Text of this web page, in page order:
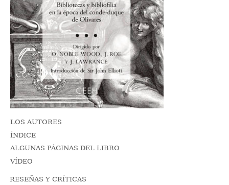
LOS AUTORES
ÍNDICE
ALGUNAS PÁGINAS DEL LIBRO
VÍDEO
RESEÑAS Y CRÍTICAS